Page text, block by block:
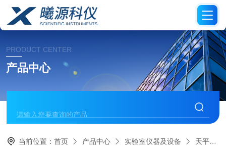
PRODUCT CENTER
产品中心
当前位置：首页 产品中心 实验室仪器及设备 天平